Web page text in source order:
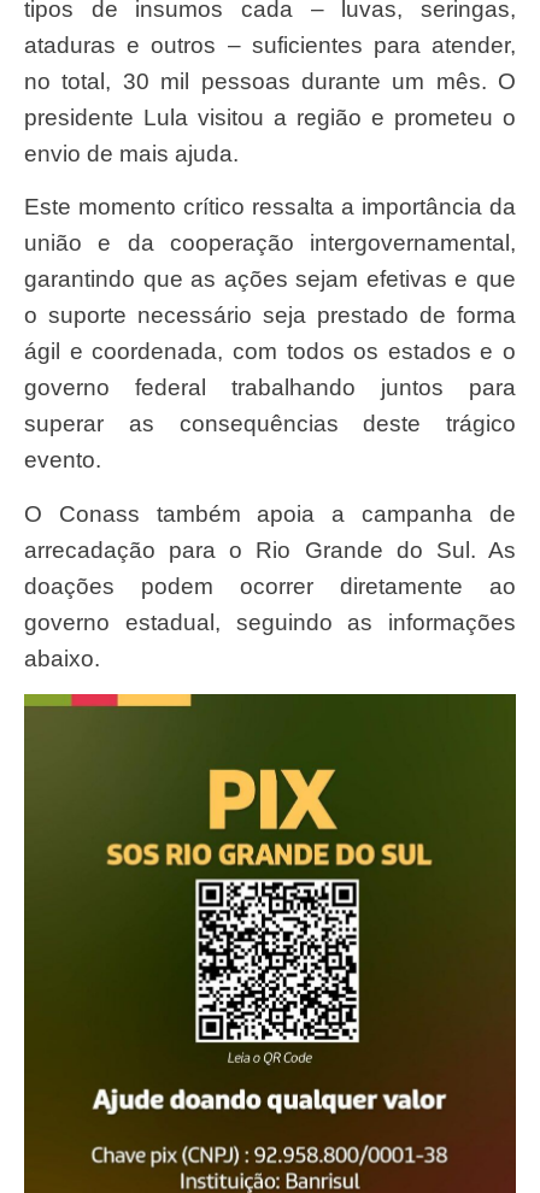
tipos de insumos cada – luvas, seringas,
ataduras e outros – suficientes para atender,
no total, 30 mil pessoas durante um mês. O
presidente Lula visitou a região e prometeu o
envio de mais ajuda.
Este momento crítico ressalta a importância da
união e da cooperação intergovernamental,
garantindo que as ações sejam efetivas e que
o suporte necessário seja prestado de forma
ágil e coordenada, com todos os estados e o
governo federal trabalhando juntos para
superar as consequências deste trágico
evento.
O Conass também apoia a campanha de
arrecadação para o Rio Grande do Sul. As
doações podem ocorrer diretamente ao
governo estadual, seguindo as informações
abaixo.